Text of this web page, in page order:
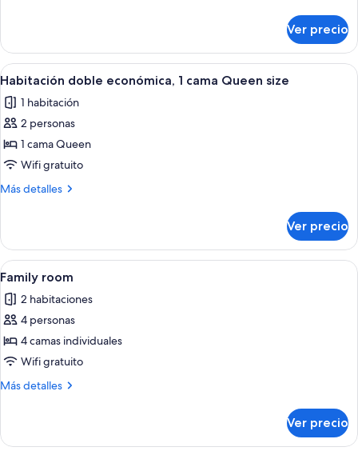
Queen
size
económica,
cama
size
Ver precio
Abrir
todas
las
fotos
de
Habitación
doble
cama
Queen
size
Una habitación de hotel con una
5
Habitación doble económica, 1 cama Queen size
1 habitación
2 personas
1 cama Queen
Wifi gratuito
Más detalles
Más
doble
económica,
1
Queen
size
Ver precio
Abrir
todas
las
fotos
de
Family
room
Una cama bien tendida con
6
Family room
2 habitaciones
4 personas
4 camas individuales
Wifi gratuito
Más detalles
Más
room
Ver precio